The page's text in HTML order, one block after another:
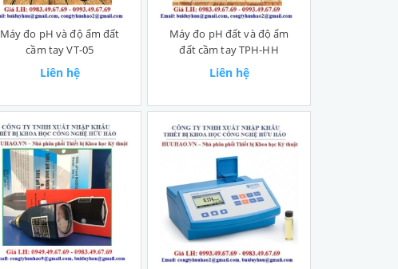
Máy đo pH và độ ẩm đất
cầm tay VT-05
Liên hệ
Máy đo pH đất và độ ẩm
đất cầm tay TPH-HH
Liên hệ